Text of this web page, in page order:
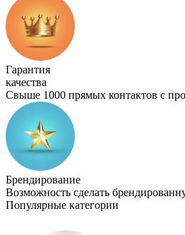
Гарантия
качества
Свыше 1000 прямых контактов с
Брендирование
Возможность сделать
Популярные категории